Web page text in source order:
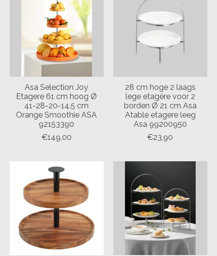
Asa Selection Joy
Etagere 61 cm hoog Ø
41-28-20-14.5 cm
Orange Smoothie ASA
92153390
€149,00
28 cm hoge 2 laags
lege etagère voor 2
borden Ø 21 cm Asa
Atable etagere leeg
Asa 99200950
€23,90